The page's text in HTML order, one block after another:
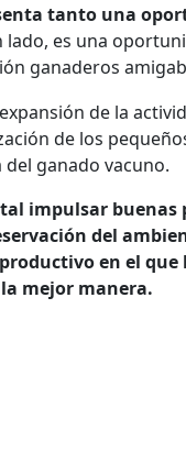
tanto una
lado, es una
ganaderos
de la
de los
ganado vacuno.
impulsar buenas
del
en el
mejor manera.